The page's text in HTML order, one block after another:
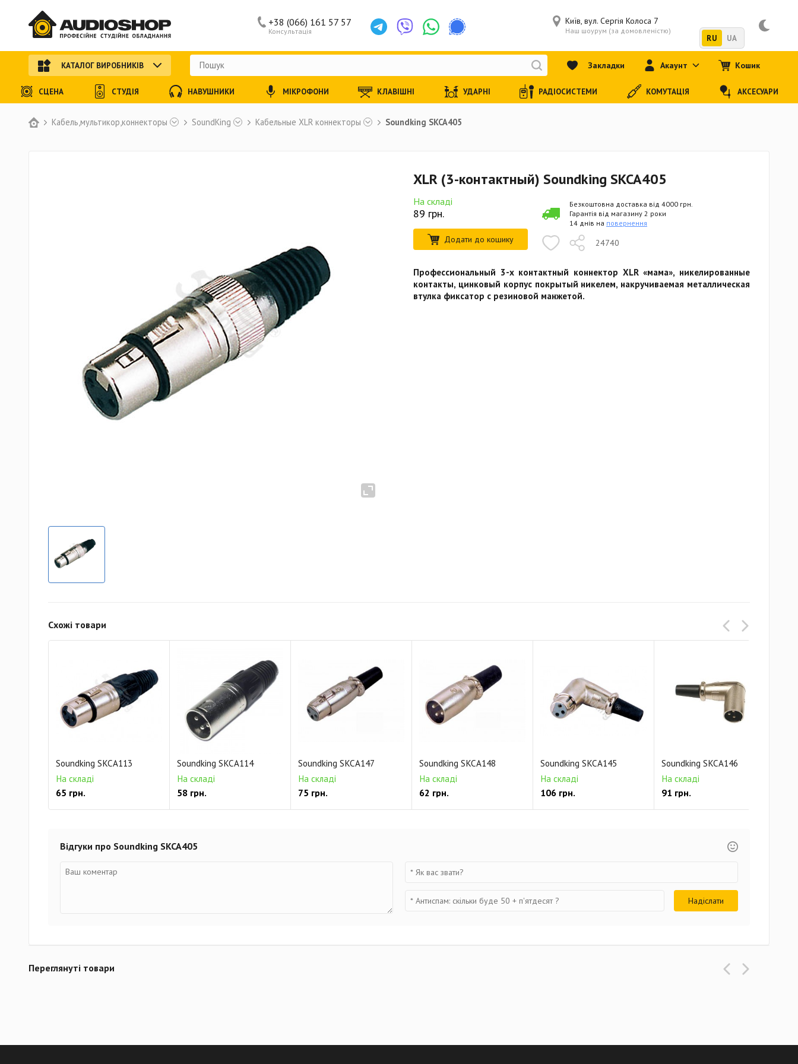
Кабель,мультикор,коннекторы SoundKing Кабельные XLR коннекторы Soundking SKCA405
XLR (3-контактный) Soundking SKCA405
На складі
89 грн.
Додати до кошику 24740
Безкоштовна доставка від 4000 грн.
Гарантія від магазину 2 роки
14 днів на повернення
Профессиональный 3-х контактный коннектор XLR «мама», никелированные
контакты, цинковый корпус покрытый никелем, накручиваемая металлическая
втулка фиксатор с резиновой манжетой.
Схожі товари
Soundking SKCA113
На складі
65 грн.
Soundking SKCA114
На складі
58 грн.
Soundking SKCA147
На складі
75 грн.
Soundking SKCA148
На складі
62 грн.
Soundking SKCA145
На складі
106 грн.
Soundking SKCA146
На складі
91 грн.
Відгуки про Soundking SKCA405
Переглянуті товари
Консультація
+38 (066) 161 57 57 Київ, вул. Сергія Колоса 7
Наш шоурум (за домовленістю)
RU UA
КАТАЛОГ ВИРОБНИКІВ Закладки Акаунт Кошик
СЦЕНА СТУДІЯ НАВУШНИКИ МІКРОФОНИ КЛАВІШНІ УДАРНІ РАДІОСИСТЕМИ КОМУТАЦІЯ АКСЕСУАРИ